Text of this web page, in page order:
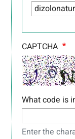
CAPTCHA
What code is
Enter the